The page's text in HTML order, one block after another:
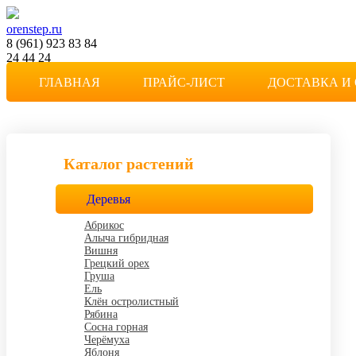
orenstep.ru
8 (961) 923 83 84
24 44 24
Частная коллекция растений в Оренбурге
ГЛАВНАЯ ПРАЙС-ЛИСТ ДОСТАВКА И
Каталог растений
Деревья
Абрикос
Алыча гибридная
Вишня
Грецкий орех
Груша
Ель
Клён остролистный
Рябина
Сосна горная
Черёмуха
Яблоня